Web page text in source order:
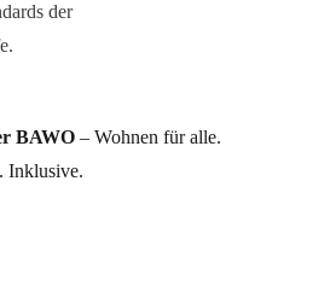
der
BAWO – Wohnen für alle.
Inklusive.